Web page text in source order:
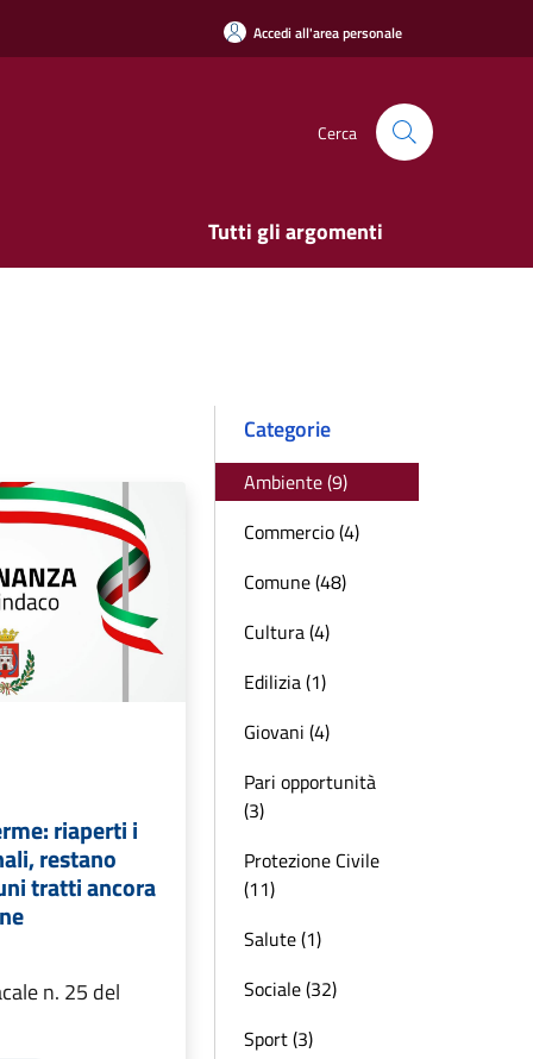
Accedi all'area personale
Cerca
Tutti gli argomenti
riaperti i
restano
tratti ancora
n. 25 del
Categorie
Ambiente (9)
Commercio (4)
Comune (48)
Cultura (4)
Edilizia (1)
Giovani (4)
Pari opportunità
(3)
Protezione Civile
(11)
Salute (1)
Sociale (32)
Sport (3)